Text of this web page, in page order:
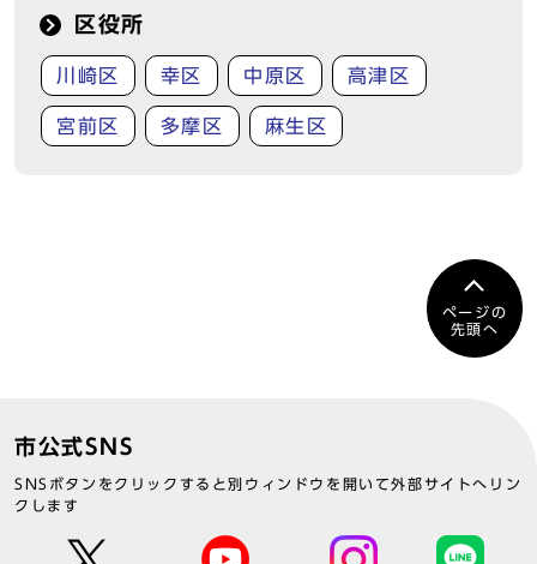
区役所
川崎区 幸区 中原区 高津区
宮前区 多摩区 麻生区
ページの
先頭へ
市公式SNS
SNSボタンをクリックすると別ウィンドウを開いて外部サイトへリン
クします